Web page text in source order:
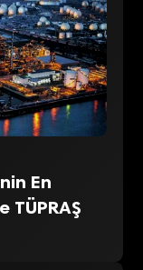
En
TÜPRAŞ